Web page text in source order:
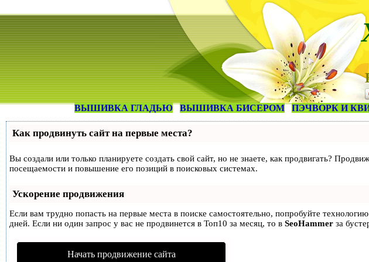
ВЫШИВКА ГЛАДЬЮ ВЫШИВКА БИСЕРОМ ПЭЧВОРК И
Как продвинуть сайт на первые места?
Вы создали или только планируете создать свой сайт, но не знаете, как продвигать?
посещаемости и повышение его позиций в поисковых системах.
Ускорение продвижения
Если вам трудно попасть на первые места в поиске самостоятельно, попробуйте технологию
дней. Если ни один запрос у вас не продвинется в Топ10 за месяц, то в SeoHammer за
Начать продвижение сайта